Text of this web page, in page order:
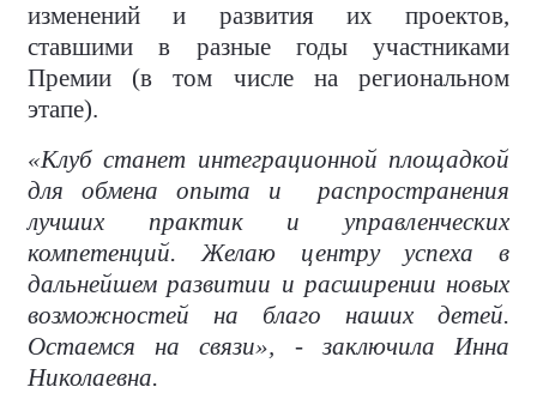
изменений и развития их проектов,
ставшими в разные годы участниками
Премии (в том числе на региональном
этапе).
«Клуб станет интеграционной площадкой
для обмена опыта и
распространения
лучших практик и управленческих
компетенций. Желаю центру успеха в
дальнейшем развитии и расширении новых
возможностей на благо наших детей.
Остаемся на связи», - заключила Инна
Николаевна.